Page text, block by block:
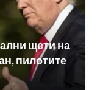
щети на
пилотите